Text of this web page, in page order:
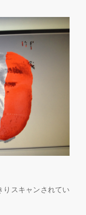
りスキャンされてい